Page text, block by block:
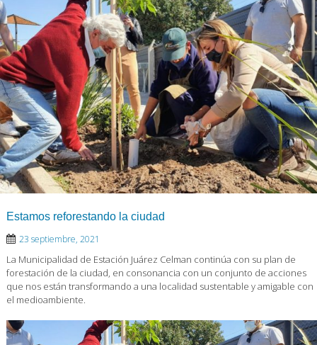
Estamos reforestando la ciudad
23 septiembre, 2021
La Municipalidad de Estación Juárez Celman continúa con su plan de
forestación de la ciudad, en consonancia con un conjunto de acciones
que nos están transformando a una localidad sustentable y amigable con
el medioambiente.